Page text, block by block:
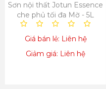
Sơn nội thất Jotun Essence
che phủ tối đa Mờ - 5L
Giá bán lẻ: Liên hệ
Giảm giá: Liên hệ